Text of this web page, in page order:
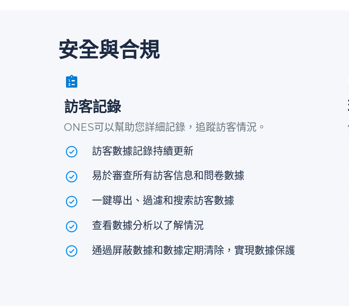
安全與合規
訪客記錄
ONES可以幫助您詳細記錄，追蹤訪客情況。
訪客數據記錄持續更新
易於審查所有訪客信息和問卷數據
一鍵導出、過濾和搜索訪客數據
查看數據分析以了解情況
通過屏蔽數據和數據定期清除，實現數據保護